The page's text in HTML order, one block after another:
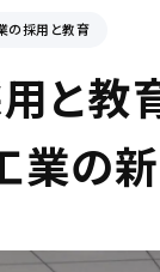
の採用と教育
用と
業の